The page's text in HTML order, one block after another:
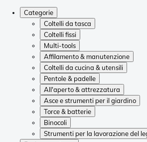
Categorie
Coltelli da tasca
Coltelli fissi
Multi-tools
Affilamento & manutenzione
Coltelli da cucina & utensili
Pentole & padelle
All'aperto & attrezzatura
Asce e strumenti per il giardino
Torce & batterie
Binocoli
Strumenti per la lavorazione del